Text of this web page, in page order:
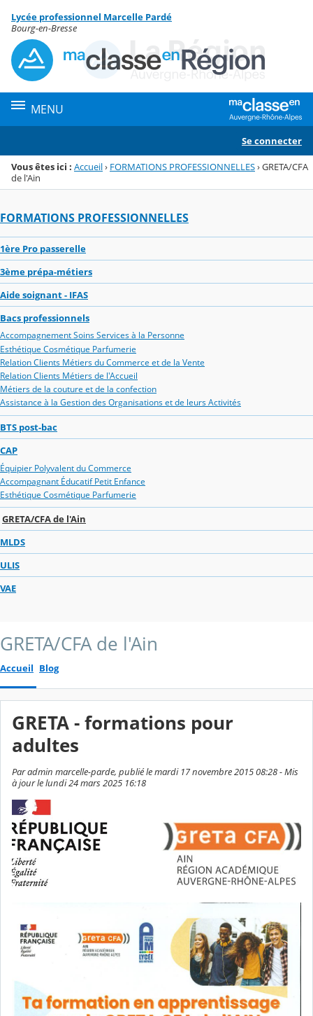
Menu de la rubrique
Contenu
Lycée professionnel Marcelle Pardé
Bourg-en-Bresse
MENU
Se connecter
Vous êtes ici : Accueil› FORMATIONS PROFESSIONNELLES›GRETA/CFA
de l'Ain
FORMATIONS PROFESSIONNELLES
1ère Pro passerelle
3ème prépa-métiers
Aide soignant - IFAS
Bacs professionnels
Accompagnement Soins Services à la Personne
Esthétique Cosmétique Parfumerie
Relation Clients Métiers du Commerce et de la Vente
Relation Clients Métiers de l'Accueil
Métiers de la couture et de la confection
Assistance à la Gestion des Organisations et de leurs Activités
BTS post-bac
CAP
Équipier Polyvalent du Commerce
Accompagnant Éducatif Petit Enfance
Esthétique Cosmétique Parfumerie
GRETA/CFA de l'Ain
MLDS
ULIS
VAE
GRETA/CFA de l'Ain
Accueil Blog
GRETA - formations pour
adultes
Par admin marcelle-parde, publié le mardi 17 novembre 2015 08:28 - Mis
à jour le lundi 24 mars 2025 16:18